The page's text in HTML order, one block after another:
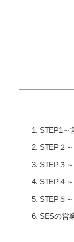
STEP1～
STEP２
STEP３
STEP４
STEP５
SESの営